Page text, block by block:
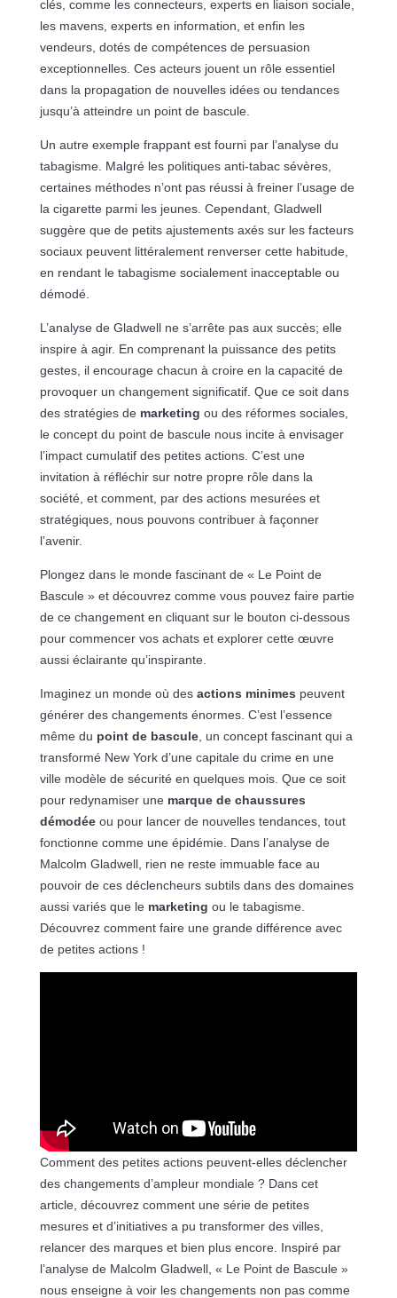
clés, comme les connecteurs, experts en liaison sociale,
les mavens, experts en information, et enfin les
vendeurs, dotés de compétences de persuasion
exceptionnelles. Ces acteurs jouent un rôle essentiel
dans la propagation de nouvelles idées ou tendances
jusqu’à atteindre un point de bascule.
Un autre exemple frappant est fourni par l’analyse du
tabagisme. Malgré les politiques anti-tabac sévères,
certaines méthodes n’ont pas réussi à freiner l’usage de
la cigarette parmi les jeunes. Cependant, Gladwell
suggère que de petits ajustements axés sur les facteurs
sociaux peuvent littéralement renverser cette habitude,
en rendant le tabagisme socialement inacceptable ou
démodé.
L’analyse de Gladwell ne s’arrête pas aux succès; elle
inspire à agir. En comprenant la puissance des petits
gestes, il encourage chacun à croire en la capacité de
provoquer un changement significatif. Que ce soit dans
des stratégies de marketing ou des réformes sociales,
le concept du point de bascule nous incite à envisager
l’impact cumulatif des petites actions. C’est une
invitation à réfléchir sur notre propre rôle dans la
société, et comment, par des actions mesurées et
stratégiques, nous pouvons contribuer à façonner
l’avenir.
Plongez dans le monde fascinant de « Le Point de
Bascule » et découvrez comme vous pouvez faire partie
de ce changement en cliquant sur le bouton ci-dessous
pour commencer vos achats et explorer cette œuvre
aussi éclairante qu’inspirante.
Imaginez un monde où des actions minimes peuvent
générer des changements énormes. C’est l’essence
même du point de bascule, un concept fascinant qui a
transformé New York d’une capitale du crime en une
ville modèle de sécurité en quelques mois. Que ce soit
pour redynamiser une marque de chaussures
démodéeou pour lancer de nouvelles tendances, tout
fonctionne comme une épidémie. Dans l’analyse de
Malcolm Gladwell, rien ne reste immuable face au
pouvoir de ces déclencheurs subtils dans des domaines
aussi variés que le marketing ou le tabagisme.
Découvrez comment faire une grande différence avec
de petites actions !
Comment des petites actions peuvent-elles déclencher
des changements d’ampleur mondiale ? Dans cet
article, découvrez comment une série de petites
mesures et d’initiatives a pu transformer des villes,
relancer des marques et bien plus encore. Inspiré par
l’analyse de Malcolm Gladwell, « Le Point de Bascule »
nous enseigne à voir les changements non pas comme